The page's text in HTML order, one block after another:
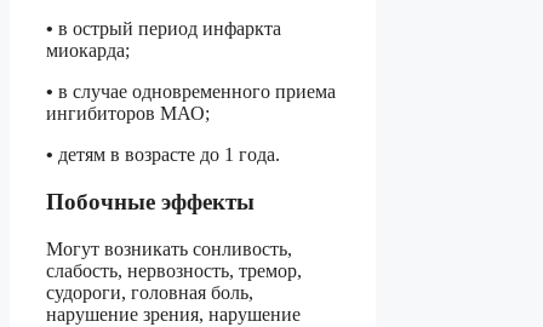
• в острый период инфаркта
миокарда;
• в случае одновременного приема
ингибиторов МАО;
• детям в возрасте до 1 года.
Побочные эффекты
Могут возникать сонливость,
слабость, нервозность, тремор,
судороги, головная боль,
нарушение зрения, нарушение